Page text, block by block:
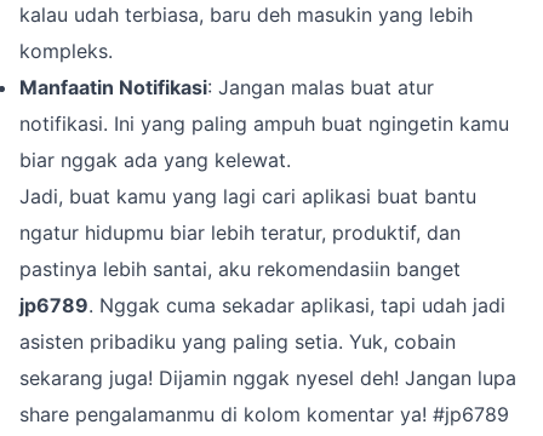
kalau udah terbiasa, baru deh masukin yang lebih
kompleks.
Manfaatin Notifikasi: Jangan malas buat atur
notifikasi. Ini yang paling ampuh buat ngingetin kamu
biar nggak ada yang kelewat.
Jadi, buat kamu yang lagi cari aplikasi buat bantu
ngatur hidupmu biar lebih teratur, produktif, dan
pastinya lebih santai, aku rekomendasiin banget
jp6789. Nggak cuma sekadar aplikasi, tapi udah jadi
asisten pribadiku yang paling setia. Yuk, cobain
sekarang juga! Dijamin nggak nyesel deh! Jangan lupa
share pengalamanmu di kolom komentar ya! #jp6789